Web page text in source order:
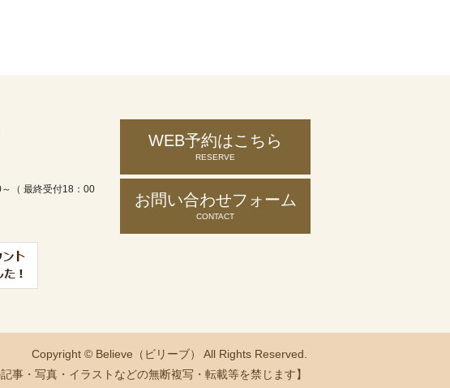
（ 最終受付18：00
WEB予約はこちら
RESERVE
お問い合わせフォーム
CONTACT
Copyright © Believe（ビリーブ） All Rights Reserved.
記事・写真・イラストなどの無断複写・転載等を禁じます】